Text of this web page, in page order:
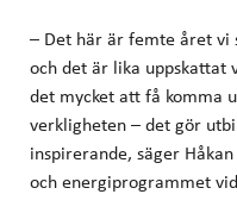
– Det här är femte året vi
och det är lika uppskattat
det mycket att få komma
verkligheten – det gör
inspirerande, säger
och energiprogrammet